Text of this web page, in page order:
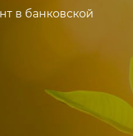
в банковской